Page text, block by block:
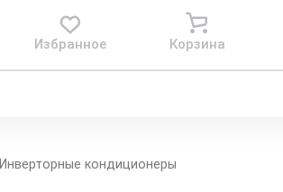
Избранное Корзина
Инверторные кондиционеры